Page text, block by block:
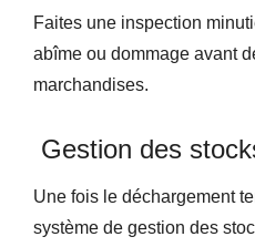
Faites une inspection
abîme ou dommage avant
marchandises.
Gestion des
Une fois le déchargement
système de gestion des